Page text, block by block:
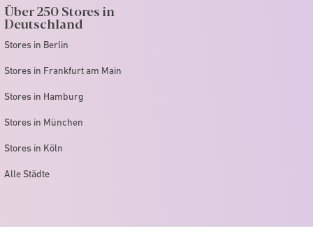
Über 250 Stores in
Deutschland
Stores in Berlin
Stores in Frankfurt am Main
Stores in Hamburg
Stores in München
Stores in Köln
Alle Städte